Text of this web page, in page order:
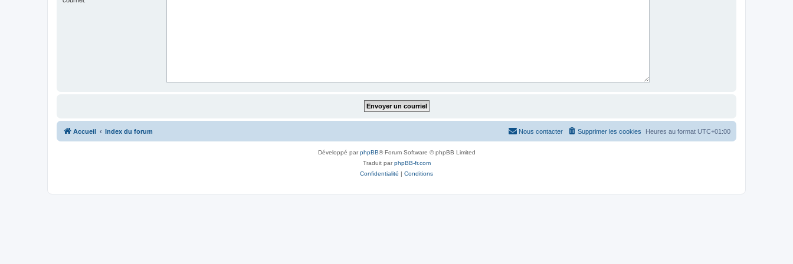
Accueil Index du forum Heures au format UTC+01:00
Supprimer les cookies
Nous contacter
Développé parphpBB® Forum Software © phpBB Limited
Traduit parphpBB-fr.com
Confidentialité | Conditions